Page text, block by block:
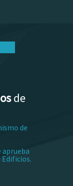
de
de
aprueba